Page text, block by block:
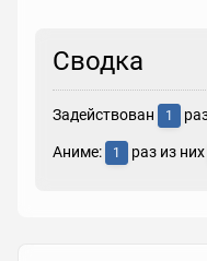
Сводка
Задействован 1
Аниме: 1 раз из них